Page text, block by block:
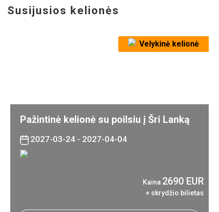
Susijusios kelionės
Velykinė kelionė
Pažintinė kelionė su poilsiu į Šri Lanką
2027-03-24 - 2027-04-04
Kaina 2690 EUR
+ skrydžio bilietas